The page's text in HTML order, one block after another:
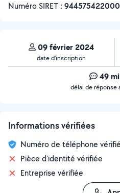
Numéro SIRET :
09 février 2024
date d’inscription
49
délai de réponse
Informations vérifiées
Numéro de téléphone vérifié
Pièce d'identité vérifiée
Entreprise vérifiée